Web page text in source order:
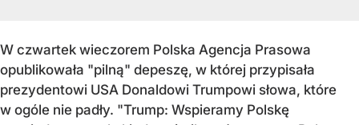
W czwartek wieczorem Polska Agencja Prasowa
opublikowała "pilną" depeszę, w której przypisała
prezydentowi USA Donaldowi Trumpowi słowa, które
w ogóle nie padły. "Trump: Wspieramy Polskę